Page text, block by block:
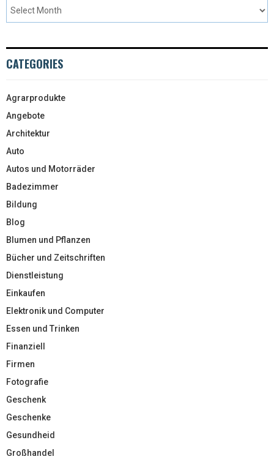
CATEGORIES
Agrarprodukte
Angebote
Architektur
Auto
Autos und Motorräder
Badezimmer
Bildung
Blog
Blumen und Pflanzen
Bücher und Zeitschriften
Dienstleistung
Einkaufen
Elektronik und Computer
Essen und Trinken
Finanziell
Firmen
Fotografie
Geschenk
Geschenke
Gesundheid
Großhandel